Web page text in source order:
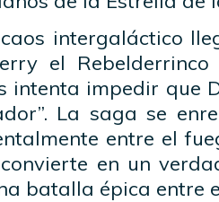
intergaláctico
el
intenta impedir que
La saga se
entre el
en un
batalla épica entre